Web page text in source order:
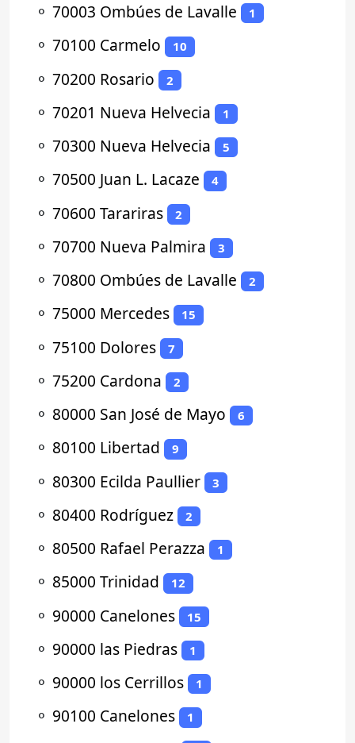
⚬ 70003 Ombúes de Lavalle 1
⚬ 70100 Carmelo 10
⚬ 70200 Rosario 2
⚬ 70201 Nueva Helvecia 1
⚬ 70300 Nueva Helvecia 5
⚬ 70500 Juan L. Lacaze 4
⚬ 70600 Tarariras 2
⚬ 70700 Nueva Palmira 3
⚬ 70800 Ombúes de Lavalle 2
⚬ 75000 Mercedes 15
⚬ 75100 Dolores 7
⚬ 75200 Cardona 2
⚬ 80000 San José de Mayo 6
⚬ 80100 Libertad 9
⚬ 80300 Ecilda Paullier 3
⚬ 80400 Rodríguez 2
⚬ 80500 Rafael Perazza 1
⚬ 85000 Trinidad 12
⚬ 90000 Canelones 15
⚬ 90000 las Piedras 1
⚬ 90000 los Cerrillos 1
⚬ 90100 Canelones 1